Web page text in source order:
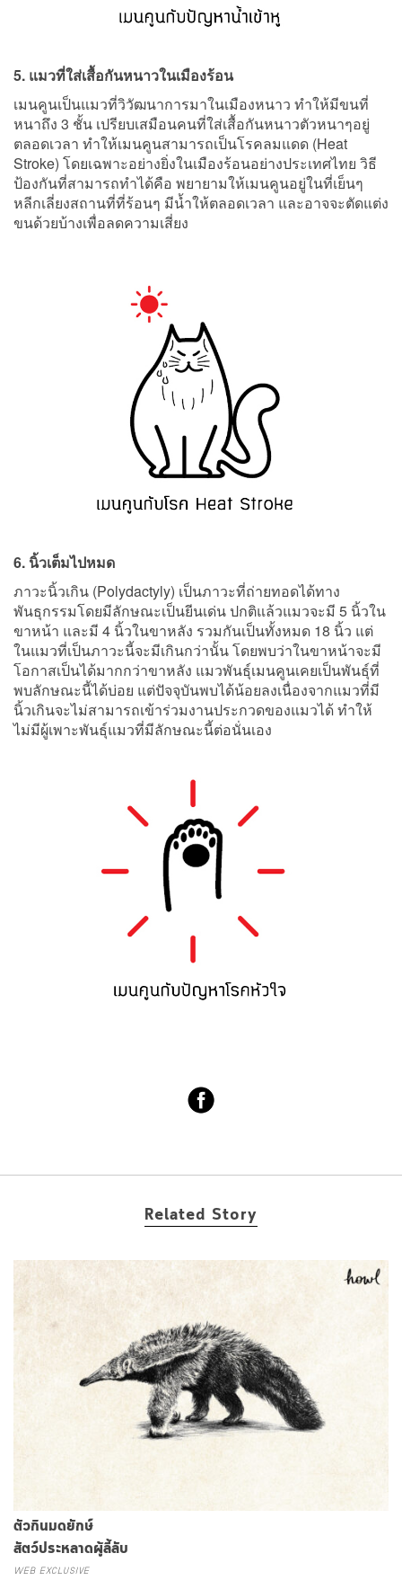
5. แมวที่ใส่เสื้อกันหนาวในเมืองร้อน
เมนคูนเป็นแมวที่วิวัฒนาการมาในเมืองหนาว ทำให้มีขนที่
หนาถึง 3 ชั้น เปรียบเสมือนคนที่ใส่เสื้อกันหนาวตัวหนาๆอยู่
ตลอดเวลา ทำให้เมนคูนสามารถเป็นโรคลมแดด (Heat
Stroke) โดยเฉพาะอย่างยิ่งในเมืองร้อนอย่างประเทศไทย วิธี
ป้องกันที่สามารถทำได้คือ พยายามให้เมนคูนอยู่ในที่เย็นๆ
หลีกเลี่ยงสถานที่ที่ร้อนๆ มีน้ำให้ตลอดเวลา และอาจจะตัดแต่ง
ขนด้วยบ้างเพื่อลดความเสี่ยง
6. นิ้วเต็มไปหมด
ภาวะนิ้วเกิน (Polydactyly) เป็นภาวะที่ถ่ายทอดได้ทาง
พันธุกรรมโดยมีลักษณะเป็นยีนเด่น ปกติแล้วแมวจะมี 5 นิ้วใน
ขาหน้า และมี 4 นิ้วในขาหลัง รวมกันเป็นทั้งหมด 18 นิ้ว แต่
ในแมวที่เป็นภาวะนี้จะมีเกินกว่านั้น โดยพบว่าในขาหน้าจะมี
โอกาสเป็นได้มากกว่าขาหลัง แมวพันธุ์เมนคูนเคยเป็นพันธุ์ที่
พบลักษณะนี้ได้บ่อย แต่ปัจจุบันพบได้น้อยลงเนื่องจากแมวที่มี
นิ้วเกินจะไม่สามารถเข้าร่วมงานประกวดของแมวได้ ทำให้
ไม่มีผู้เพาะพันธุ์แมวที่มีลักษณะนี้ต่อนั่นเอง
Related Story
ตัวกินมดยักษ์
สัตว์ประหลาดผู้ลี้ลับ
WEB EXCLUSIVE